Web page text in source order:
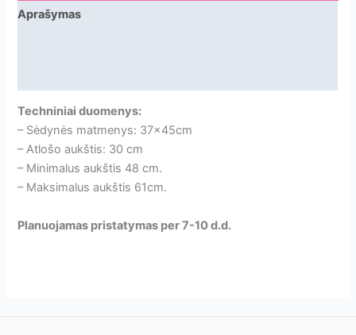
Aprašymas
Techniniai duomenys:
– Sėdynės matmenys: 37x45cm
– Atlošo aukštis: 30 cm
– Minimalus aukštis 48 cm.
– Maksimalus aukštis 61cm.
Planuojamas pristatymas per 7-10 d.d.